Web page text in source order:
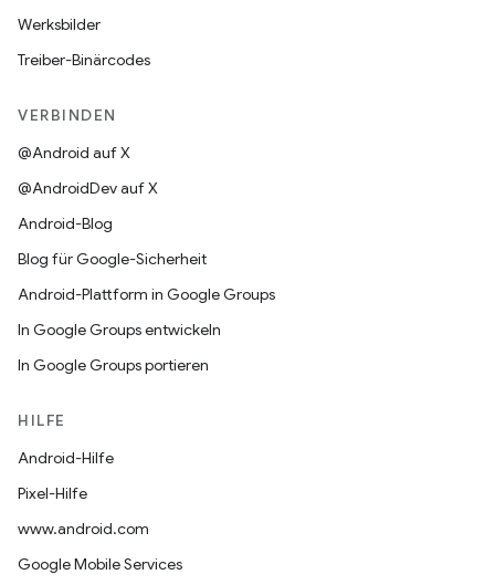
Werksbilder
Treiber-Binärcodes
VERBINDEN
@Android auf X
@AndroidDev auf X
Android-Blog
Blog für Google-Sicherheit
Android-Plattform in Google Groups
In Google Groups entwickeln
In Google Groups portieren
HILFE
Android-Hilfe
Pixel-Hilfe
www.android.com
Google Mobile Services